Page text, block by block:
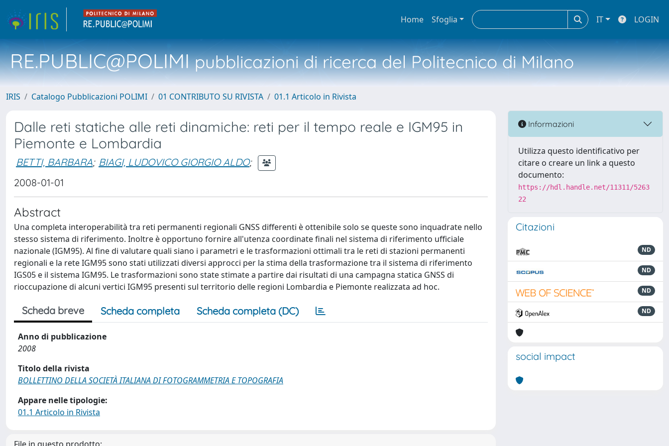
Home Sfoglia IT LOGIN
RE.PUBLIC@POLIMIpubblicazioni di ricerca del Politecnico di Milano
IRIS Catalogo Pubblicazioni POLIMI 01 CONTRIBUTO SU RIVISTA 01.1 Articolo in Rivista
Dalle reti statiche alle reti dinamiche: reti per il tempo reale e IGM95 in
Piemonte e Lombardia
BETTI, BARBARA; BIAGI, LUDOVICO GIORGIO ALDO;
2008-01-01
Abstract
Una completa interoperabilità tra reti permanenti regionali GNSS differenti è ottenibile solo se queste sono inquadrate nello
stesso sistema di riferimento. Inoltre è opportuno fornire all'utenza coordinate finali nel sistema di riferimento ufficiale
nazionale (IGM95). Al fine di valutare quali siano i parametri e le trasformazioni ottimali tra le reti di stazioni permanenti
regionali e la rete IGM95 sono stati utilizzati diversi approcci per la stima della trasformazione tra il sistema di riferimento
IGS05 e il sistema IGM95. Le trasformazioni sono state stimate a partire dai risultati di una campagna statica GNSS di
rioccupazione di alcuni vertici IGM95 presenti sul territorio delle regioni Lombardia e Piemonte realizzata ad hoc.
Scheda breve Scheda completa Scheda completa (DC)
Anno di pubblicazione
2008
Titolo della rivista
BOLLETTINO DELLA SOCIETÀ ITALIANA DI FOTOGRAMMETRIA E TOPOGRAFIA
Appare nelle tipologie:
01.1 Articolo in Rivista
Informazioni
Utilizza questo identificativo per
citare o creare un link a questo
documento:
https://hdl.handle.net/11311/5263
22
Citazioni
ND
ND
ND
ND
social impact